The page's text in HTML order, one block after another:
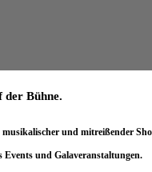
Bühne.
und mitreißender
Events und Galaveranstaltungen.